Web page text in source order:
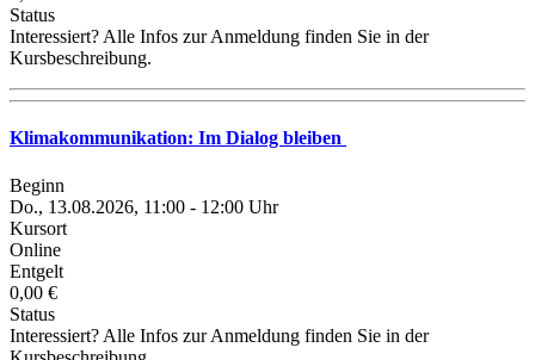
Status
Interessiert? Alle Infos zur Anmeldung finden Sie in der
Kursbeschreibung.
Klimakommunikation: Im Dialog bleiben
Beginn
Do., 13.08.2026, 11:00 - 12:00 Uhr
Kursort
Online
Entgelt
0,00 €
Status
Interessiert? Alle Infos zur Anmeldung finden Sie in der